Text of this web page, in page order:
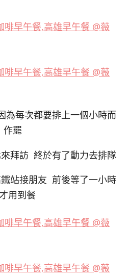
為每次都要排上一個小時而
作罷
拜訪 終於有了動力去排隊
站接朋友 前後等了一小時
用到餐